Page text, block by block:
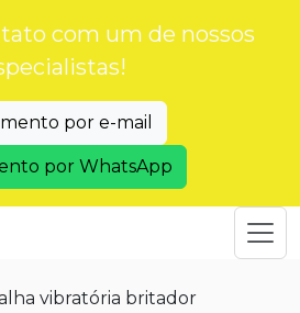
com um de nossos
por e-mail
por WhatsApp
vibratória britador